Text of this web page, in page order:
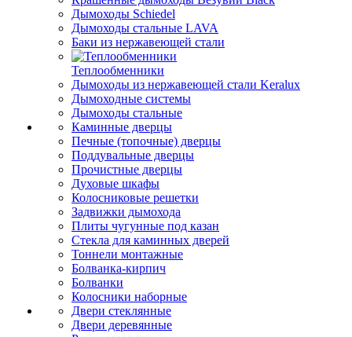
Дымоходы Schiedel
Дымоходы стальные LAVA
Баки из нержавеющей стали
Теплообменники
Дымоходы из нержавеющей стали Keralux
Дымоходные системы
Дымоходы стальные
Каминные дверцы
Печные (топочные) дверцы
Поддувальные дверцы
Прочистные дверцы
Духовые шкафы
Колосниковые решетки
Задвижки дымохода
Плиты чугунные под казан
Стекла для каминных дверей
Тоннели монтажные
Болванка-кирпич
Болванки
Колосники наборные
Двери стеклянные
Двери деревянные